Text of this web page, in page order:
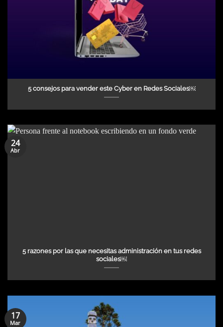
5 consejos para vender este Cyber en Redes Sociales￼
5 razones por las que necesitas administración en tus redes
sociales￼
24
Abr
17
Mar